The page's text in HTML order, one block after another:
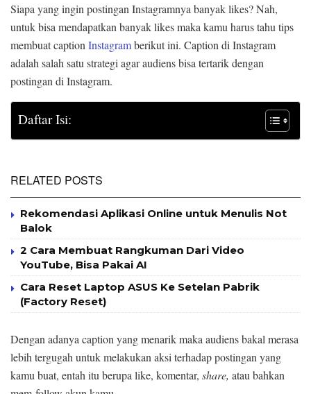
Siapa yang ingin postingan Instagramnya banyak likes? Nah,
untuk bisa mendapatkan banyak likes maka kamu harus tahu tips
membuat caption Instagramberikut ini. Caption di Instagram
adalah salah satu strategi agar audiens bisa tertarik dengan
postingan di Instagram.
Daftar Isi:
RELATED POSTS
Rekomendasi Aplikasi Online untuk Menulis Not
Balok
2 Cara Membuat Rangkuman Dari Video
YouTube, Bisa Pakai AI
Cara Reset Laptop ASUS Ke Setelan Pabrik
(Factory Reset)
Dengan adanya caption yang menarik maka audiens bakal merasa
lebih tergugah untuk melakukan aksi terhadap postingan yang
kamu buat, entah itu berupa like, komentar, share, atau bahkan